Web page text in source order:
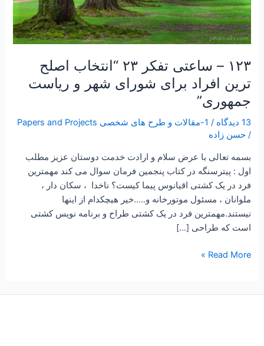
۱۲۳ – ساعتی تفکر ۲۳ “انتخاب اصلح
ترین افراد برای شورای شهر و ریاست
جمهوری”
13 دیدگاه / 1-مقالات و طرح های شخصی Papers and Projects
/حسن زاده
بسمه تعالی با عرض سلام و ارادت خدمت دوستان عزیز مطلب
اول : پیترسنگه در کتاب پنجمین فرمان سوال می کند مهمترین
فرد در یک کشتی اقیانوس پیما کیست؟ ناخدا ، سکان دار ،
ملوانان ، مسئول موتورخانه و…..خیر هیچکدام از اینها
نیستند.مهمترین فرد در یک کشتی طراح و برنامه نویس کشتی
است که طراحی […]
برای
شورای
شهر
ریاست
جمهوری”
Read More »